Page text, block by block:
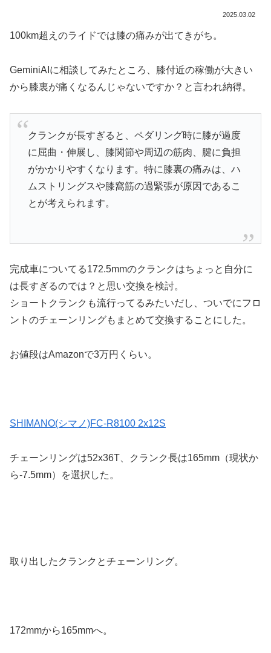
2025.03.02
100km超えのライドでは膝の痛みが出てきがち。
GeminiAIに相談してみたところ、膝付近の稼働が大きい
から膝裏が痛くなるんじゃないですか？と言われ納得。
クランクが長すぎると、ペダリング時に膝が過度
に屈曲・伸展し、膝関節や周辺の筋肉、腱に負担
がかかりやすくなります。特に膝裏の痛みは、ハ
ムストリングスや膝窩筋の過緊張が原因であるこ
とが考えられます。
完成車についてる172.5mmのクランクはちょっと自分に
は長すぎるのでは？と思い交換を検討。
ショートクランクも流行ってるみたいだし、ついでにフロ
ントのチェーンリングもまとめて交換することにした。
お値段はAmazonで3万円くらい。
SHIMANO(シマノ)FC-R8100 2x12S
チェーンリングは52x36T、クランク長は165mm（現状か
ら-7.5mm）を選択した。
取り出したクランクとチェーンリング。
172mmから165mmへ。